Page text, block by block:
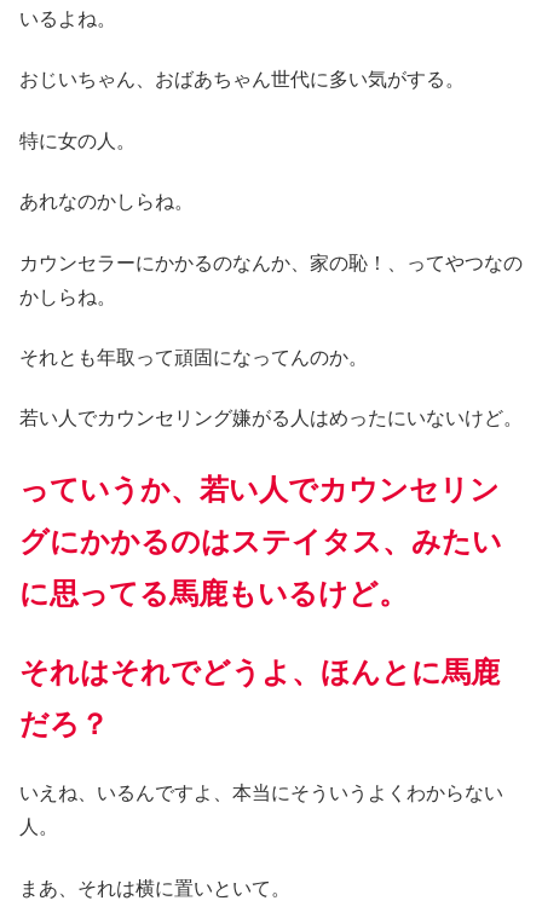
いるよね。
おじいちゃん、おばあちゃん世代に多い気がする。
特に女の人。
あれなのかしらね。
カウンセラーにかかるのなんか、家の恥！、ってやつなの
かしらね。
それとも年取って頑固になってんのか。
若い人でカウンセリング嫌がる人はめったにいないけど。
っていうか、若い人でカウンセリン
グにかかるのはステイタス、みたい
に思ってる馬鹿もいるけど。
それはそれでどうよ、ほんとに馬鹿
だろ？
いえね、いるんですよ、本当にそういうよくわからない
人。
まあ、それは横に置いといて。